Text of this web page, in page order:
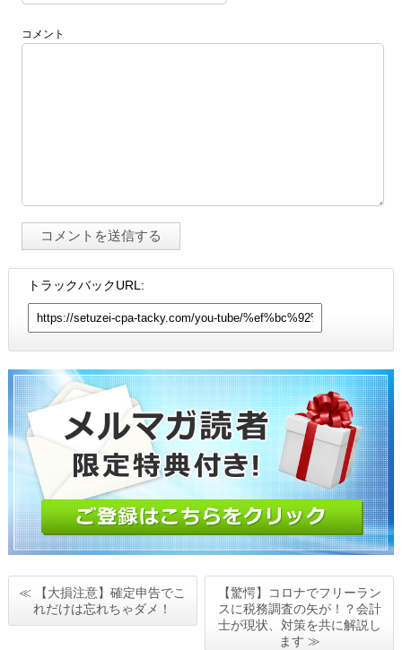
コメント
トラックバックURL:
≪ 【大損注意】確定申告でこ
れだけは忘れちゃダメ！
【驚愕】コロナでフリーラン
スに税務調査の矢が！？会計
士が現状、対策を共に解説し
ます ≫